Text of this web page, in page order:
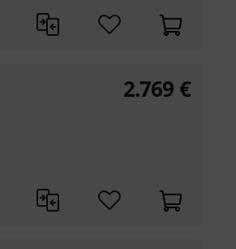
2.769 €